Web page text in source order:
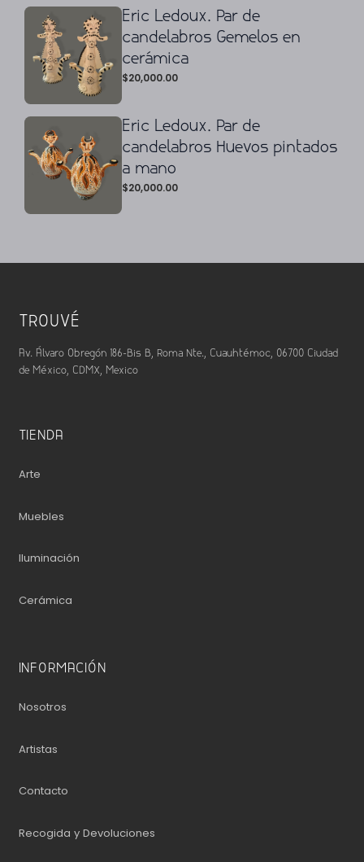
Eric Ledoux. Par de
candelabros Gemelos en
cerámica
$20,000.00
Eric Ledoux. Par de
candelabros Huevos pintados
a mano
$20,000.00
TROUVÉ
Av. Álvaro Obregón 186-Bis B, Roma Nte., Cuauhtémoc, 06700 Ciudad
de México, CDMX, Mexico
TIENDA
Arte
Muebles
Iluminación
Cerámica
INFORMACIÓN
Nosotros
Artistas
Contacto
Recogida y Devoluciones